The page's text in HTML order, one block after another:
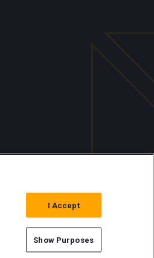
I Accept
Show Purposes